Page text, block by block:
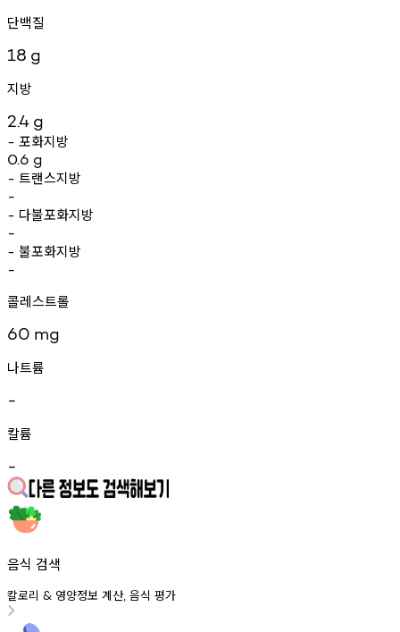
단백질
18 g
지방
2.4 g
- 포화지방
0.6 g
- 트랜스지방
-
- 다불포화지방
-
- 불포화지방
-
콜레스트롤
60 mg
나트륨
-
칼륨
-
음식 검색
칼로리 & 영양정보 계산, 음식 평가